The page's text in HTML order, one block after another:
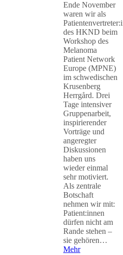
Ende November
waren wir als
des HKND beim
Workshop des
Melanoma
Patient Network
Europe (MPNE)
im schwedischen
Krusenberg
Herrgård. Drei
Tage intensiver
Gruppenarbeit,
inspirierender
Vorträge und
angeregter
Diskussionen
haben uns
wieder einmal
sehr motiviert.
Als zentrale
Botschaft
nehmen wir mit:
Patient:innen
dürfen nicht am
Rande stehen –
sie gehören…
Mehr